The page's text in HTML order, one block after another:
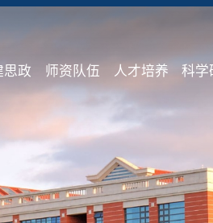
思政 师资队伍 人才培养 科学